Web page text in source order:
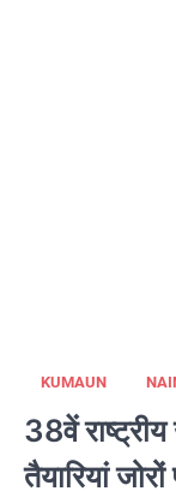
KUMAUN
38वें
तैयारियां